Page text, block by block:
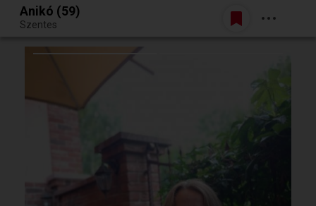
Egy jó randiból bármi lehet.
Belépés
Anikó (59)
Szentes